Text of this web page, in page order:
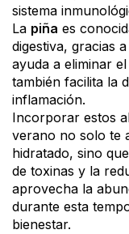
sistema
La piña es
digestiva, gracias
ayuda a eliminar
también facilita la
inflamación.
Incorporar estos
verano no solo te
hidratado, sino
de toxinas y la
aprovecha la
durante esta
bienestar.